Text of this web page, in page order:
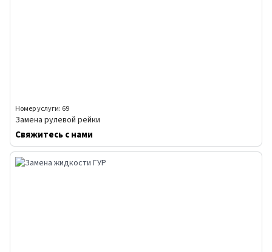
Номер услуги: 69
Замена рулевой рейки
Свяжитесь с нами